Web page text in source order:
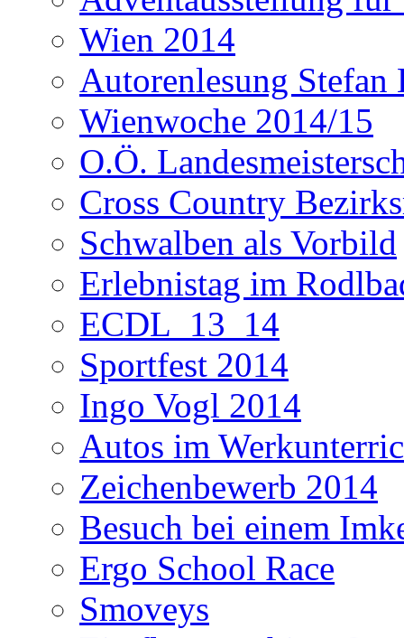
Wien 2014
Autorenlesung Stefan
Wienwoche 2014/15
O.Ö.
Cross Country
Schwalben als Vorbild
Erlebnistag im
ECDL_13_14
Sportfest 2014
Ingo Vogl 2014
Autos im
Zeichenbewerb 2014
Besuch bei einem
Ergo School Race
Smoveys